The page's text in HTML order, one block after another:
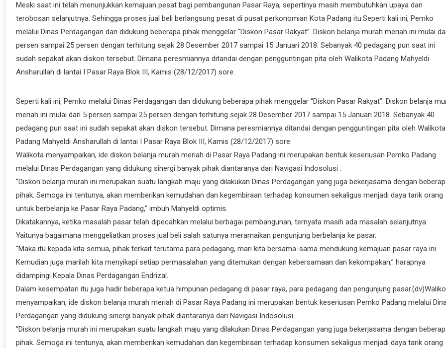
Meski saat ini telah menunjukkan kemajuan pesat bagi pembangunan Pasar Raya, sepertinya masih membutuhkan upaya dan
terobosan selanjutnya. Sehingga proses jual beli berlangsung pesat di pusat perkonomian Kota Padang itu.Seperti kali ini, Pemko
melalui Dinas Perdagangan dan didukung beberapa pihak menggelar “Diskon Pasar Rakyat”. Diskon belanja murah meriah ini mulai
persen sampai 25 persen dengan terhitung sejak 28 Desember 2017 sampai 15 Januari 2018. Sebanyak 40 pedagang pun saat ini
sudah sepakat akan diskon tersebut. Dimana peresmiannya ditandai dengan pengguntingan pita oleh Walikota Padang Mahyeldi
Ansharullah di lantai I Pasar Raya Blok III, Kamis (28/12/2017) sore.
Seperti kali ini, Pemko melalui Dinas Perdagangan dan didukung beberapa pihak menggelar “Diskon Pasar Rakyat”. Diskon belanja
meriah ini mulai dari 5 persen sampai 25 persen dengan terhitung sejak 28 Desember 2017 sampai 15 Januari 2018. Sebanyak 40
pedagang pun saat ini sudah sepakat akan diskon tersebut. Dimana peresmiannya ditandai dengan pengguntingan pita oleh Walikota
Padang Mahyeldi Ansharullah di lantai I Pasar Raya Blok III, Kamis (28/12/2017) sore.
Walikota menyampaikan, ide diskon belanja murah meriah di Pasar Raya Padang ini merupakan bentuk keseriusan Pemko Padang
melalui Dinas Perdagangan yang didukung sinergi banyak pihak diantaranya dari Navigasi Indosolusi .
“Diskon belanja murah ini merupakan suatu langkah maju yang dilakukan Dinas Perdagangan yang juga bekerjasama dengan
pihak. Semoga ini tentunya, akan memberikan kemudahan dan kegembiraan terhadap konsumen sekaligus menjadi daya tarik orang
untuk berbelanja ke Pasar Raya Padang,” imbuh Mahyeldi optimis.
Dikatakannya, ketika masalah pasar telah dipecahkan melalui berbagai pembangunan, ternyata masih ada masalah selanjutnya.
Yaitunya bagaimana menggeliatkan proses jual beli salah satunya meramaikan pengunjung berbelanja ke pasar.
“Maka itu kepada kita semua, pihak terkait terutama para pedagang, mari kita bersama-sama mendukung kemajuan pasar raya ini.
Kemudian juga marilah kita menyikapi setiap permasalahan yang ditemukan dengan kebersamaan dan kekompakan,” harapnya
didampingi Kepala Dinas Perdagangan Endrizal.
Dalam kesempatan itu juga hadir beberapa ketua himpunan pedagang di pasar raya, para pedagang dan pengunjung
menyampaikan, ide diskon belanja murah meriah di Pasar Raya Padang ini merupakan bentuk keseriusan Pemko Padang melalui
Perdagangan yang didukung sinergi banyak pihak diantaranya dari Navigasi Indosolusi .
“Diskon belanja murah ini merupakan suatu langkah maju yang dilakukan Dinas Perdagangan yang juga bekerjasama dengan
pihak. Semoga ini tentunya, akan memberikan kemudahan dan kegembiraan terhadap konsumen sekaligus menjadi daya tarik orang
DPRD SUMBAR